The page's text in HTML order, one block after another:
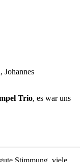
Johannes
Trio, es war uns
Stimmung, viele